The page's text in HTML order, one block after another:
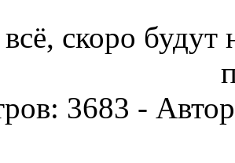
скоро
3683 -